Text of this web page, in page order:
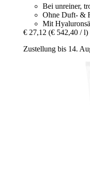
Bei unreiner,
Ohne Duft- &
Mit
€ 27,12 (€ 542,40 / l)
Zustellung bis 14.